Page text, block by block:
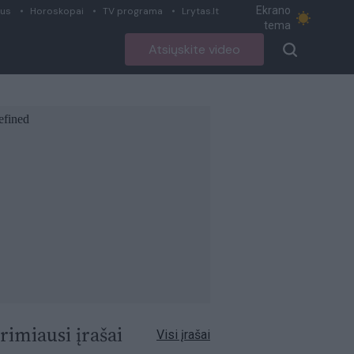
Horoskopai TV programa Lrytas.lt
Ekrano
tema
Atsiųskite video
įrašai Visi įrašai